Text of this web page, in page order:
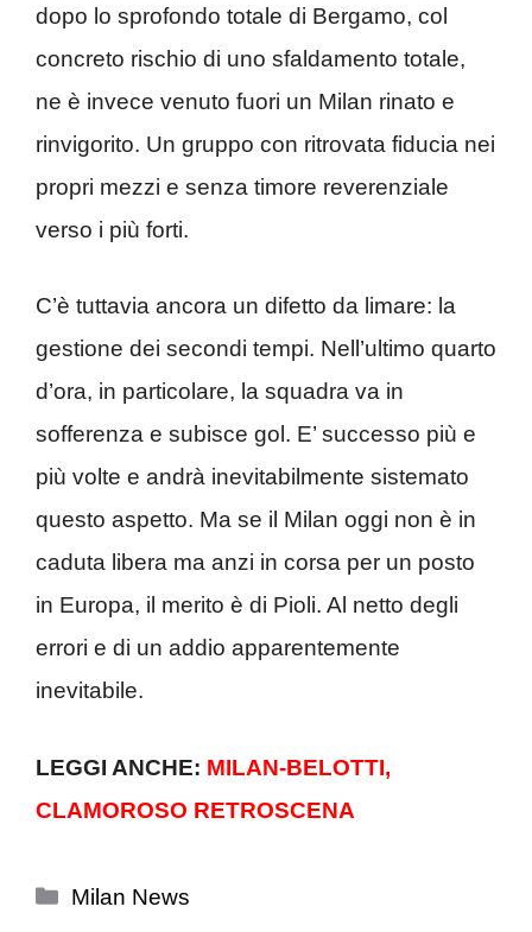
dopo lo sprofondo totale di Bergamo, col
concreto rischio di uno sfaldamento totale,
ne è invece venuto fuori un Milan rinato e
rinvigorito. Un gruppo con ritrovata fiducia nei
propri mezzi e senza timore reverenziale
verso i più forti.
C’è tuttavia ancora un difetto da limare: la
gestione dei secondi tempi. Nell’ultimo quarto
d’ora, in particolare, la squadra va in
sofferenza e subisce gol. E’ successo più e
più volte e andrà inevitabilmente sistemato
questo aspetto. Ma se il Milan oggi non è in
caduta libera ma anzi in corsa per un posto
in Europa, il merito è di Pioli. Al netto degli
errori e di un addio apparentemente
inevitabile.
LEGGI ANCHE: MILAN-BELOTTI,
CLAMOROSO RETROSCENA
Categorie
Milan News